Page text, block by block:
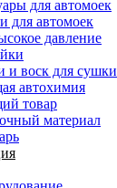
для автомоек
для автомоек
давление
и воск для сушки
автохимия
товар
материал